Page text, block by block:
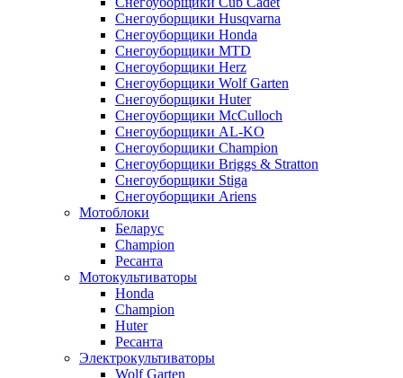
Снегоуборщики Husqvarna
Снегоуборщики Honda
Снегоуборщики MTD
Снегоуборщики Herz
Снегоуборщики Wolf Garten
Снегоуборщики Huter
Снегоуборщики McCulloch
Снегоуборщики AL-KO
Снегоуборщики Champion
Снегоуборщики Briggs & Stratton
Снегоуборщики Stiga
Снегоуборщики Ariens
Мотоблоки
Беларус
Champion
Ресанта
Мотокультиваторы
Honda
Champion
Huter
Ресанта
Электрокультиваторы
Wolf Garten